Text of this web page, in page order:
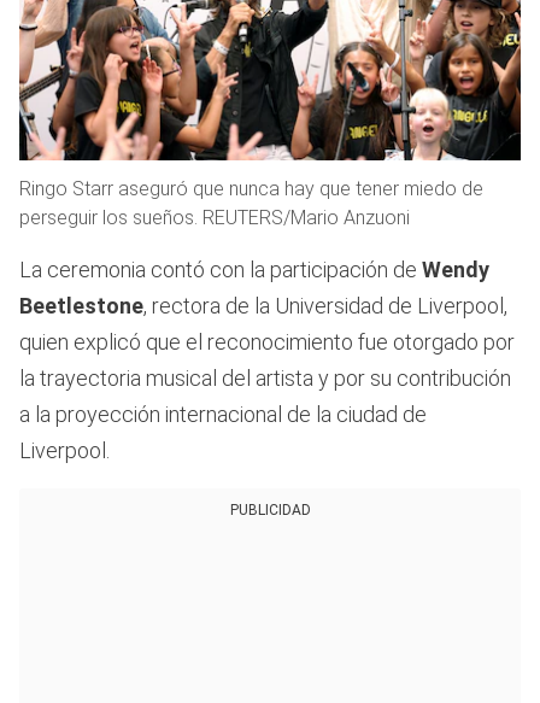
Ringo Starr aseguró que nunca hay que tener miedo de
perseguir los sueños. REUTERS/Mario Anzuoni
La ceremonia contó con la participación de Wendy
Beetlestone, rectora de la Universidad de Liverpool,
quien explicó que el reconocimiento fue otorgado por
la trayectoria musical del artista y por su contribución
a la proyección internacional de la ciudad de
Liverpool.
PUBLICIDAD